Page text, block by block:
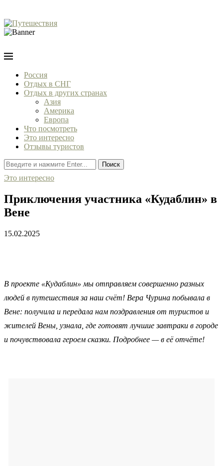
Россия
Отдых в СНГ
Отдых в других странах
Азия
Америка
Европа
Что посмотреть
Это интересно
Отзывы туристов
Поиск
Это интересно
Приключения участника «Кудаблин» в
Вене
15.02.2025
В проекте «Кудаблин» мы отправляем совершенно разных
людей в путешествия за наш счёт! Вера Чурина побывала в
Вене: получила и передала нам поздравления от туристов и
жителей Вены, узнала, где готовят лучшие завтраки в городе
и почувствовала героем сказки. Подробнее — в её отчёте!